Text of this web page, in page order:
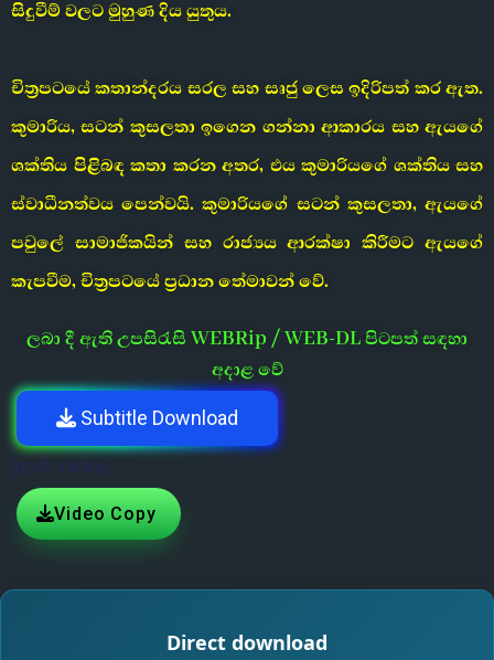
සිදුවීම් වලට මුහුණ දිය යුතුය.
චිත්‍රපටයේ කතාන්දරය සරල සහ සෘජු ලෙස ඉදිරිපත් කර ඇත.
කුමාරිය, සටන් කුසලතා ඉගෙන ගන්නා ආකාරය සහ ඇයගේ
ශක්තිය පිළිබඳ කතා කරන අතර, එය කුමාරියගේ ශක්තිය සහ
ස්වාධීනත්වය පෙන්වයි. කුමාරියගේ සටන් කුසලතා, ඇයගේ
පවුලේ සාමාජිකයින් සහ රාජ්‍යය ආරක්ෂා කිරීමට ඇයගේ
කැපවීම, චිත්‍රපටයේ ප්‍රධාන තේමාවන් වේ.
ලබා දී ඇති උපසිරැසි WEBRip / WEB-DL පිටපත් සඳහා
අදාළ වේ
Subtitle Download
[post-views]
Video Copy
Direct download